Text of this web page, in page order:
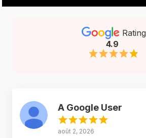
Rating
4.9
A Google User
août 2, 2026